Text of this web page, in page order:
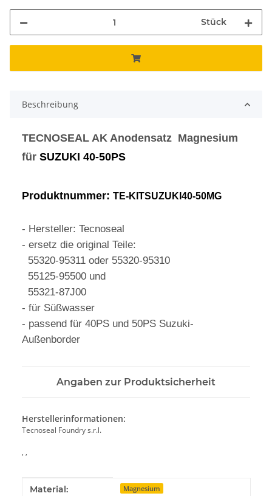
Stück
Beschreibung
TECNOSEAL AK Anodensatz Magnesium
für SUZUKI 40-50PS
Produktnummer: TE-KITSUZUKI40-50MG
- Hersteller: Tecnoseal
- ersetz die original Teile:
55320-95311 oder 55320-95310
55125-95500 und
55321-87J00
- für Süßwasser
- passend für 40PS und 50PS Suzuki-
Außenborder
Angaben zur Produktsicherheit
Herstellerinformationen:
Tecnoseal Foundry s.r.l.
, ,
Produkteigenschaft
Wert
Material: Magnesium